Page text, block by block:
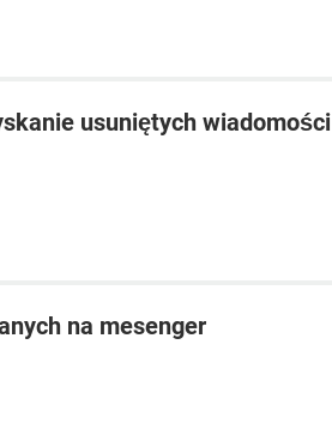
usuniętych wiadomości
na mesenger